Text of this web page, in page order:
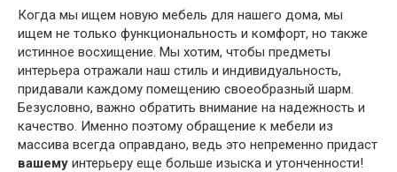
Когда мы ищем новую мебель для нашего дома, мы
ищем не только функциональность и комфорт, но также
истинное восхищение. Мы хотим, чтобы предметы
интерьера отражали наш стиль и индивидуальность,
придавали каждому помещению своеобразный шарм.
Безусловно, важно обратить внимание на надежность и
качество. Именно поэтому обращение к мебели из
массива всегда оправдано, ведь это непременно придаст
вашему интерьеру еще больше изыска и утонченности!